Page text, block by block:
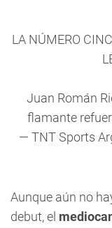
LA NÚMERO
Juan Román
flamante
— TNT Sports
Aunque aún no
debut, el